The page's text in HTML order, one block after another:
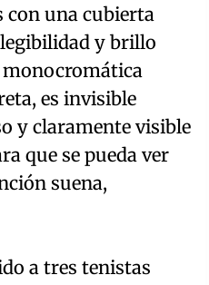
con una cubierta
y brillo
es invisible
y claramente visible
que se pueda ver
suena,
a tres tenistas